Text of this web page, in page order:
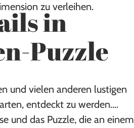
zu verleihen.
in
Puzzle
und vielen anderen lustigen
entdeckt zu werden.
und das Puzzle, die an einem